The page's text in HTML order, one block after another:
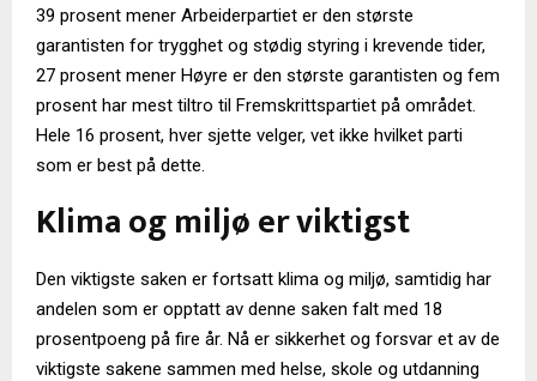
39 prosent mener Arbeiderpartiet er den største
garantisten for trygghet og stødig styring i krevende tider,
27 prosent mener Høyre er den største garantisten og fem
prosent har mest tiltro til Fremskrittspartiet på området.
Hele 16 prosent, hver sjette velger, vet ikke hvilket parti
som er best på dette.
Klima og miljø er viktigst
Den viktigste saken er fortsatt klima og miljø, samtidig har
andelen som er opptatt av denne saken falt med 18
prosentpoeng på fire år. Nå er sikkerhet og forsvar et av de
viktigste sakene sammen med helse, skole og utdanning